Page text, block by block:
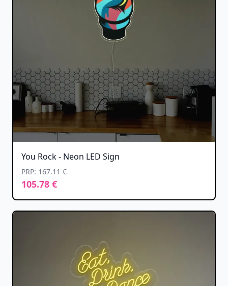
You Rock - Neon LED Sign
PRP: 167.11 €
105.78 €